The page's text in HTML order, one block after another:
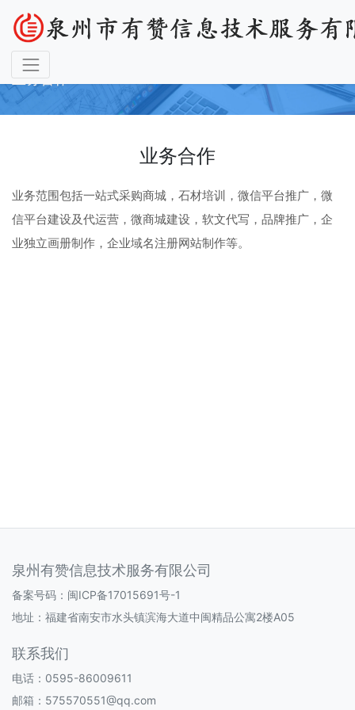
业务合作
业务合作
业务范围包括一站式采购商城，石材培训，微信平台推广，微
信平台建设及代运营，微商城建设，软文代写，品牌推广，企
业独立画册制作，企业域名注册网站制作等。
泉州有赞信息技术服务有限公司
备案号码： 闽ICP备17015691号-1
地址：福建省南安市水头镇滨海大道中闽精品公寓2楼A05
联系我们
电话：0595-86009611
邮箱：575570551@qq.com